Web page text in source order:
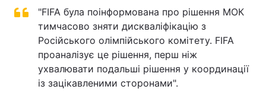
"FIFA була поінформована про рішення МОК
тимчасово зняти дискваліфікацію з
Російського олімпійського комітету. FIFA
проаналізує це рішення, перш ніж
ухвалювати подальші рішення у координації
із зацікавленими сторонами".